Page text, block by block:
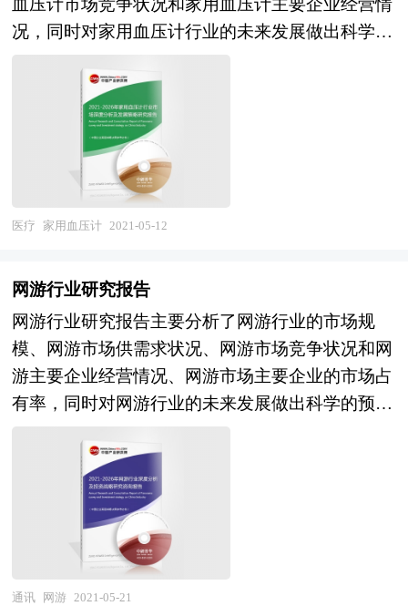
深入研究，以期提前占领市场，取得先发优势。正
因为如此，一大批优秀品牌迅速崛起，逐渐成为行
术，对超市管理系统行业市场海量的数据进行采
集、整理、加工、分析、传递，为客户提供一揽子
信息解决方案和咨询服务，最大限度地降低客户投
资风险与经营成本，把握投资机遇，提高企业竞争
力。 本报告由中研普华的资深专家和研究人员通
过长期周密的市场调研，参考国家统计局、国家商
会、中国行业研究网、全国及海外专业研究机构提
供的大量权威资料，并对多位业内资深专家进行深
入访谈的基础上，通过与国际同步的市场研究工
具、理论和模型撰写而成。全面而准确地为您从行
业的整体高度来架构分析体系。让您全面、准确地
势。 本报告专业！权威！报告根据超市管理系统
行业的发展轨迹及多年的实践经验，对中国超市管
理系统行业的内外部环境、行业发展现状、产业链
发展状况、市场供需、竞争格局、标杆企业、发展
趋势、机会风险、发展策略与投资建议等进行了分
析，并重点分析了我国超市管理系统行业将面临的
血压计市场竞争状况和家用血压计主要企业经营情
况，同时对家用血压计行业的未来发展做出科学的
预测。中研普华凭借多年的行业研究经验，总结出
完整的产业研究方法，建立了完善的产业研究体
系，提供研究覆盖面最为广泛、数据资源最为强
大、市场研究最为深刻的行业研究报告系列。报告
在公司多年研究结论的基础上，结合中国行业市场
的发展现状，通过公司资深研究团队对市场各类资
讯进行整理分析，并且依托国家权威数据资源和长
研究，是中国市场上最权威、有效的研究产品。家
业的市场现状，为投资者进行投资作出行业前景预
判，挖掘投资价值，同时提出行业投资策略和营销
策略等方面的建议。 本研究咨询报告由中研普华
咨询公司领衔撰写，在大量周密的市场调研基础
上，主要依据了国家统计局、国家商务部、国家发
改委、国家经济信息中心、国务院发展研究中心、
全国商业信息中心、中国经济景气监测中心、中国
行业研究网、国内外相关报刊杂志的基础信息以及
家用血压计专业研究单位等公布和提供的大量资
料。对我国家用血压计行业作了详尽深入的分析，
为家用血压计产业投资者寻找新的投资机会。为战
医疗 家用血压计 2021-05-12
网游行业研究报告
网游行业研究报告主要分析了网游行业的市场规
模、网游市场供需求状况、网游市场竞争状况和网
游主要企业经营情况、网游市场主要企业的市场占
有率，同时对网游行业的未来发展做出科学的预
测。中研普华凭借多年的行业研究经验，总结出完
整的产业研究方法，建立了完善的产业研究体系，
提供研究覆盖面最为广泛、数据资源最为强大、市
场研究最为深刻的行业研究报告系列。报告在公司
多年研究结论的基础上，结合中国行业市场的发展
现状，通过公司资深研究团队对市场各类资讯进行
整理分析，并且依托国家权威数据资源和长期市场
通讯 网游 2021-05-21